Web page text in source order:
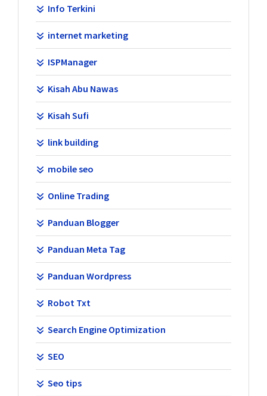
Info Terkini
internet marketing
ISPManager
Kisah Abu Nawas
Kisah Sufi
link building
mobile seo
Online Trading
Panduan Blogger
Panduan Meta Tag
Panduan Wordpress
Robot Txt
Search Engine Optimization
SEO
Seo tips